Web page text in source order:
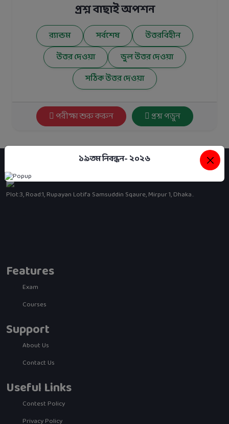
প্রশ্ন বাছাই অপশন
র‍্যান্ডম সর্বশেষ
উত্তরবিহীন
উত্তর দেওয়া
ভুল উত্তর দেওয়া
সঠিক উত্তর দেওয়া
পরীক্ষা শুরু করুন প্রশ্ন পড়ুন
Plot:3, Road:1, Rupayan Lotifa Samsuddin Sqaure, Mirpur 1, Dhaka..
Features
Exam
Courses
Support
About Us
Contact Us
Useful Links
Contest Policy
Privacy Policy
১৯তম নিবন্ধন- ২০২৬